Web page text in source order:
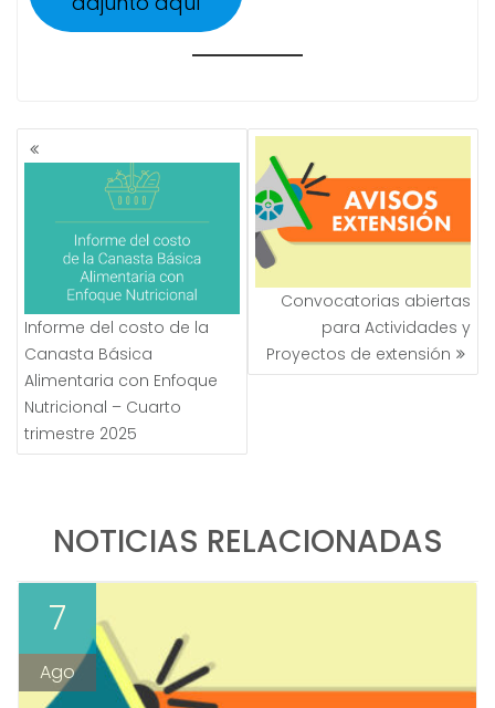
NAVEGACIÓN
DE
ENTRADAS
Informe del costo de la
Canasta Básica
Alimentaria con Enfoque
Nutricional – Cuarto
trimestre 2025
Convocatorias abiertas
para Actividades y
Proyectos de extensión
NOTICIAS RELACIONADAS
7
Ago